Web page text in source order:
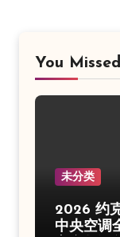
You Missed
未分类
2026 约
中央空调